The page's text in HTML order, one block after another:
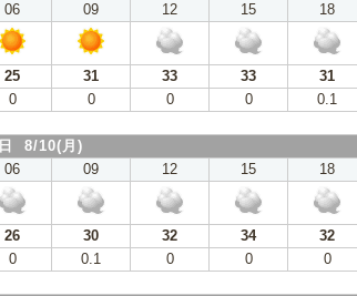
06 09 12 15 18
25 31 33 33 31
0 0 0 0 0.1
8/10(月)
06 09 12 15 18
26 30 32 34 32
0 0.1 0 0 0